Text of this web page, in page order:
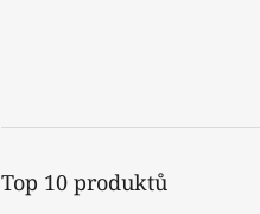
Top 10 produktů